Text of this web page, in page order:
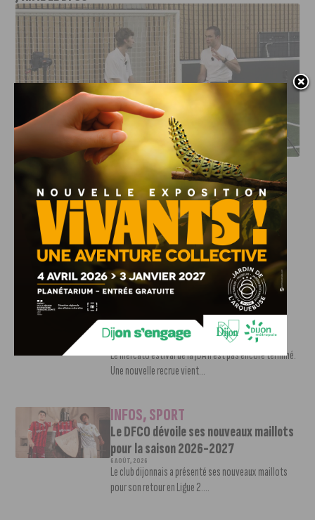
DFCO : RENCONTRE AVEC PIERRE-HENRI DEBALLON,
L’ARTISAN DE LA MONTÉE EN LIGUE 2
INFOS,SPORT
DFCO : Rencontre avec Pierre-Henri
Deballon, l’artisan de la montée en
Ligue 2
7 AOÛT, 2026
Le DFCO est de retour en Ligue 2 après trois ans
d’absence. La saison...
INFOS,SPORT
Nouvelle arrivée à la JDA Basket,
Shevon Thompson est dijonnais
Le mercato estival de la JDA n’est pas encore terminé.
Une nouvelle recrue vient...
INFOS,SPORT
Le DFCO dévoile ses nouveaux maillots
pour la saison 2026-2027
6 AOÛT, 2026
Le club dijonnais a présenté ses nouveaux maillots
pour son retour en Ligue 2....